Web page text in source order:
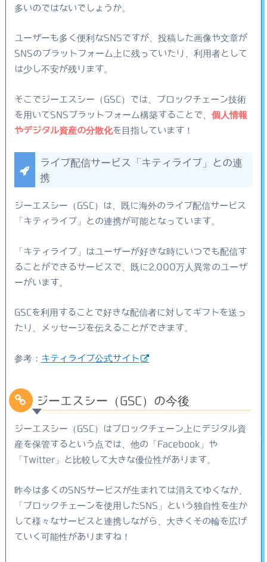
多いのではないでしょうか。
ユーザーも多く便利なSNSですが、投稿した画像や文章が
SNSのプラットフォーム上に残っていたり、利用者として
は少し不安が残ります。
そこでジーエスシー（GSC）では、ブロックチェーン技術
を用いてSNSプラットフォーム構築することで、 個人情報
やデジタル資産の分散化を目指しています！
ライブ配信サービス「キティライブ」との連
携
ジーエスシー（GSC）は、既に海外のライブ配信サービス
「キティライブ」との連携が可能となっています。
「キティライブ」はユーザーが好きな時にいつでも配信す
ることができるサービスで、既に2,000万人異常のユーザ
ーがいます。
GSCを利用することで好きな配信者に対してギフトを送っ
たり、メッセージを伝えることができます。
参考： キティライブ公式サイト
ジーエスシー（GSC）の今後
ジーエスシー（GSC）はブロックチェーン上にデジタル資
産を保管するという点では、他の「Facebook」や
「Twitter」と比較して大きな優位性があります。
昨今は多くのSNSサービスが生まれては消えてゆくなか、
「ブロックチェーンを使用したSNS」という独自性を生か
して様々なサービスと連携しながら、大きくその輪を広げ
ていく可能性がありますね！